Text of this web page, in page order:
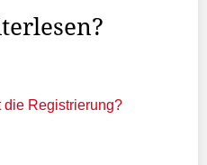
die Registrierung?